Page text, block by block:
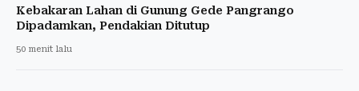
Kebakaran Lahan di Gunung Gede Pangrango
Dipadamkan, Pendakian Ditutup
50 menit lalu